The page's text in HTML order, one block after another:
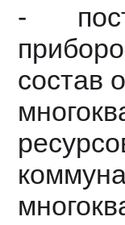
-
состав